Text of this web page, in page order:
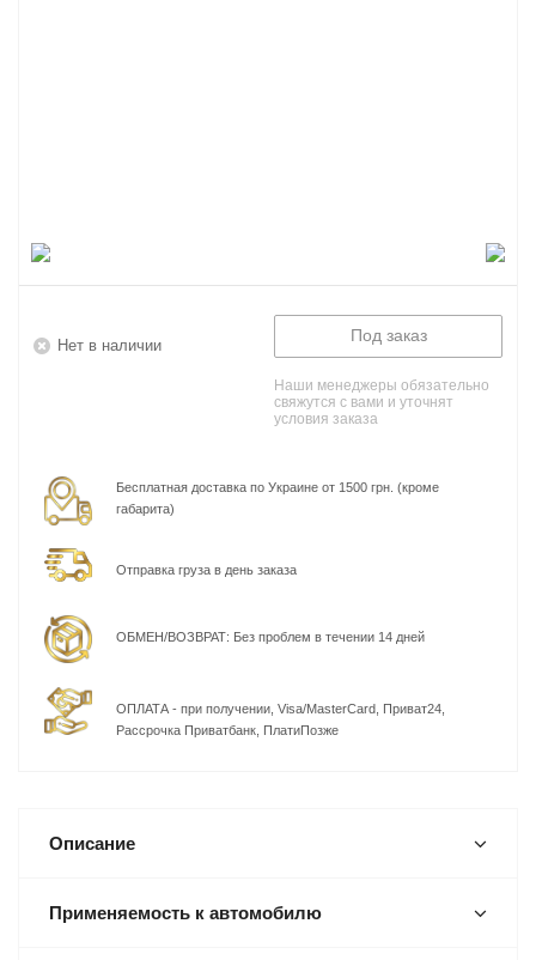
Нет в наличии
Под заказ
Наши менеджеры обязательно
свяжутся с вами и уточнят
условия заказа
Бесплатная доставка по Украине от 1500 грн. (кроме
габарита)
Отправка груза в день заказа
ОБМЕН/ВОЗВРАТ: Без проблем в течении 14 дней
ОПЛАТА - при получении, Visa/MasterCard, Приват24,
Рассрочка Приватбанк, ПлатиПозже
Описание
Применяемость к автомобилю